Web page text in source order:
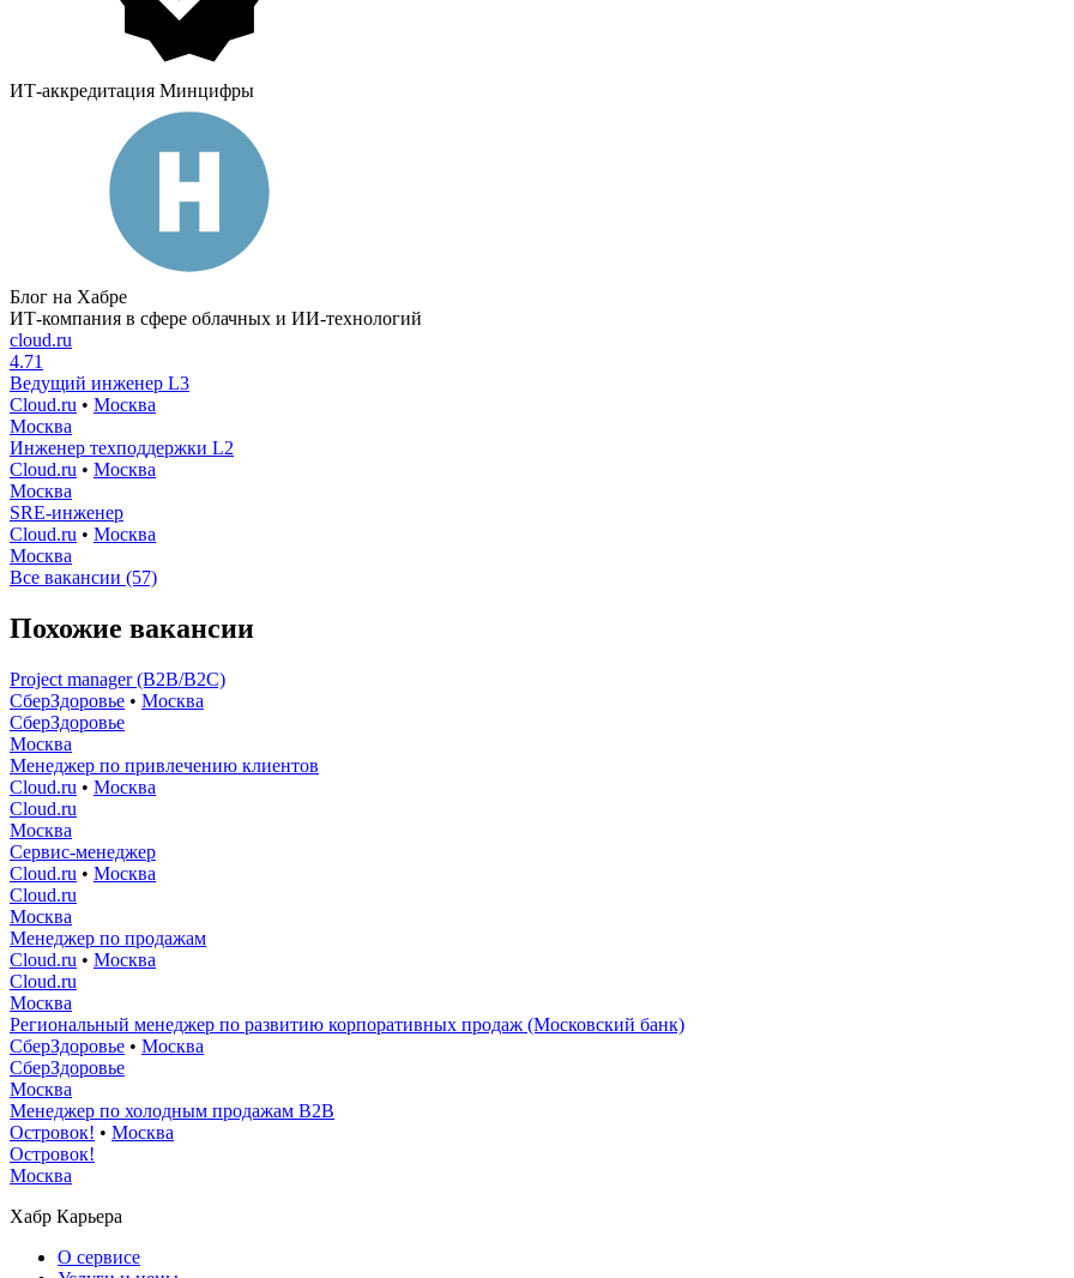
ИТ-аккредитация Минцифры
Блог на Хабре
ИТ-компания в сфере облачных и ИИ-технологий
cloud.ru
4.71
Ведущий инженер L3
Cloud.ru • Москва
Москва
Инженер техподдержки L2
Cloud.ru • Москва
Москва
SRE-инженер
Cloud.ru • Москва
Москва
Все вакансии (57)
Похожие вакансии
Project manager (B2B/B2C)
СберЗдоровье • Москва
СберЗдоровье
Москва
Менеджер по привлечению клиентов
Cloud.ru • Москва
Cloud.ru
Москва
Сервис-менеджер
Cloud.ru • Москва
Cloud.ru
Москва
Менеджер по продажам
Cloud.ru • Москва
Cloud.ru
Москва
Региональный менеджер по развитию корпоративных продаж (Московский банк)
СберЗдоровье • Москва
СберЗдоровье
Москва
Менеджер по холодным продажам B2B
Островок! • Москва
Островок!
Москва
Хабр Карьера
О сервисе